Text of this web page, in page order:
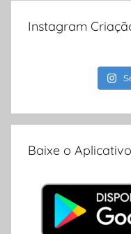
Instagram
Baixe o